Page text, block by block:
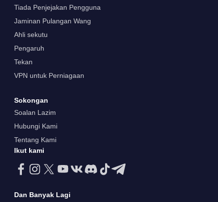
Tiada Penjejakan Pengguna
Jaminan Pulangan Wang
Ahli sekutu
Pengaruh
Tekan
VPN untuk Perniagaan
Sokongan
Soalan Lazim
Hubungi Kami
Tentang Kami
Ikut kami
Dan Banyak Lagi